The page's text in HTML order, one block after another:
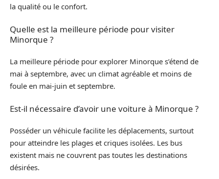
la qualité ou le confort.
Quelle est la meilleure période pour visiter
Minorque ?
La meilleure période pour explorer Minorque s’étend de
mai à septembre, avec un climat agréable et moins de
foule en mai-juin et septembre.
Est-il nécessaire d’avoir une voiture à Minorque ?
Posséder un véhicule facilite les déplacements, surtout
pour atteindre les plages et criques isolées. Les bus
existent mais ne couvrent pas toutes les destinations
désirées.